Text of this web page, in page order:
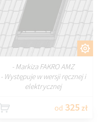
DOSTOSUJ
- Markiza FAKRO AMZ
- Występuje w wersji ręcznej i
elektrycznej
od 325 zł